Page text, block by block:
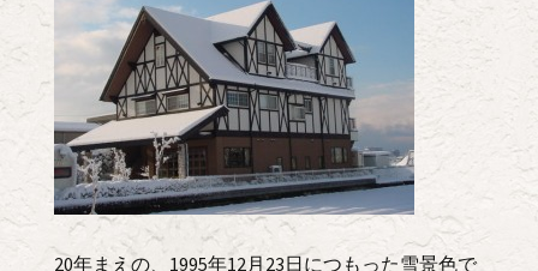
20年まえの、1995年12月23日につもった雪景色で